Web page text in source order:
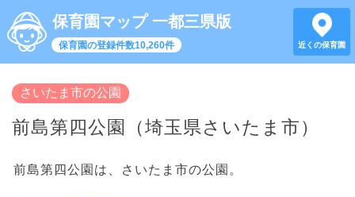
保育園マップ 一都三県版
保育園の登録件数10,260件 近くの保育園
さいたま市の公園
前島第四公園（埼玉県さいたま市）
前島第四公園は、さいたま市の公園。